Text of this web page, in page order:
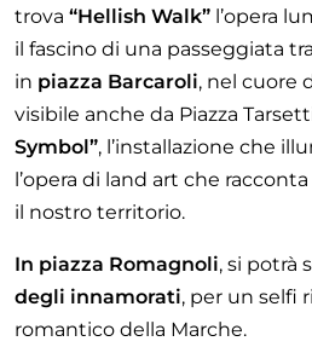
trova “Hellish Walk” l’opera
il fascino di una passeggiata
in piazza Barcaroli, nel cuore
visibile anche da Piazza
Symbol”, l’installazione che
l’opera di land art che
il nostro territorio.
In piazza Romagnoli, si potrà
degli innamorati, per un selfi
romantico della Marche.